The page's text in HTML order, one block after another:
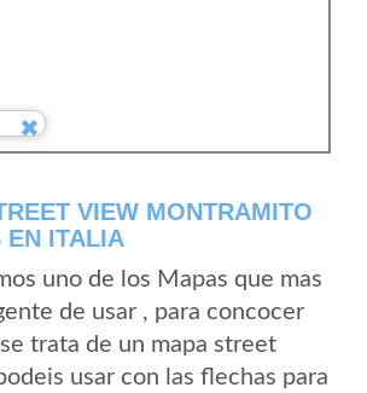
VIEW MONTRAMITO
EN ITALIA
uno de los Mapas que mas
de usar , para concocer
trata de un mapa street
usar con las flechas para